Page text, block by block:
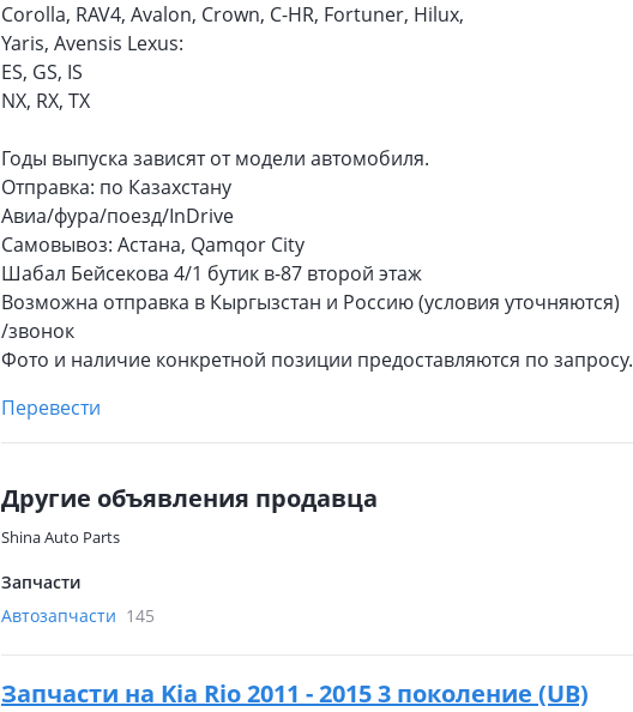
Corolla, RAV4, Avalon, Crown, C-HR, Fortuner, Hilux,
Yaris, Avensis Lexus:
ES, GS, IS
NX, RX, TX
Годы выпуска зависят от модели автомобиля.
Отправка: по Казахстану
Авиа/фура/поезд/InDrive
Самовывоз: Астана, Qamqor City
Шабал Бейсекова 4/1 бутик в-87 второй этаж
Возможна отправка в Кыргызстан и Россию (условия уточняются)
/звонок
Фото и наличие конкретной позиции предоставляются по запросу.
Перевести
Другие объявления продавца
Shina Auto Parts
Запчасти
Автозапчасти 145
Запчасти на Kia Rio 2011 - 2015 3 поколение (UB)